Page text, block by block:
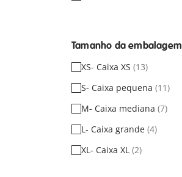
Tamanho da embalagem
XS- Caixa XS (13)
S- Caixa pequena (11)
M- Caixa mediana (7)
L- Caixa grande (4)
XL- Caixa XL (2)